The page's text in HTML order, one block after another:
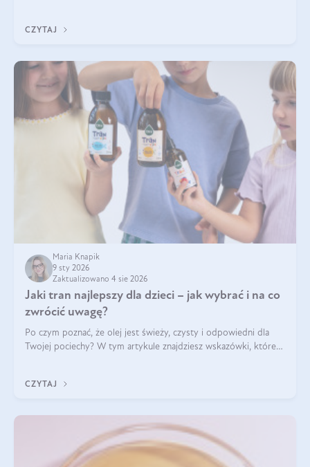
osłabienie włosów.
CZYTAJ
Maria Knapik
9 sty 2026
Zaktualizowano 4 sie 2026
Jaki tran najlepszy dla dzieci – jak wybrać i na co
zwrócić uwagę?
Po czym poznać, że olej jest świeży, czysty i odpowiedni dla
Twojej pociechy? W tym artykule znajdziesz wskazówki, które
CZYTAJ